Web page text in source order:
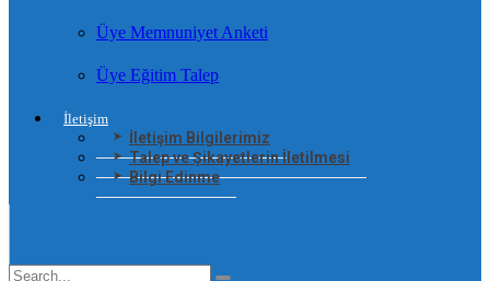
Üye Memnuniyet Anketi
Üye Eğitim Talep
İletişim
İletişim Bilgilerimiz
Talep ve Şikayetlerin İletilmesi
Bilgi Edinme